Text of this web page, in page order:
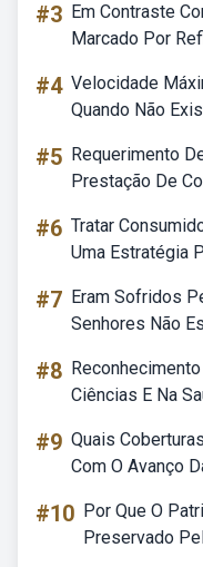
#3 Em Contraste
Marcado Por
#4 Velocidade
Quando Não
#5 Requerimento
Prestação De
#6 Tratar
Uma Estratégia
#7 Eram Sofridos
Senhores Não
#8
Ciências E Na
#9 Quais
Com O Avanço
#10 Por Que O
Preservado